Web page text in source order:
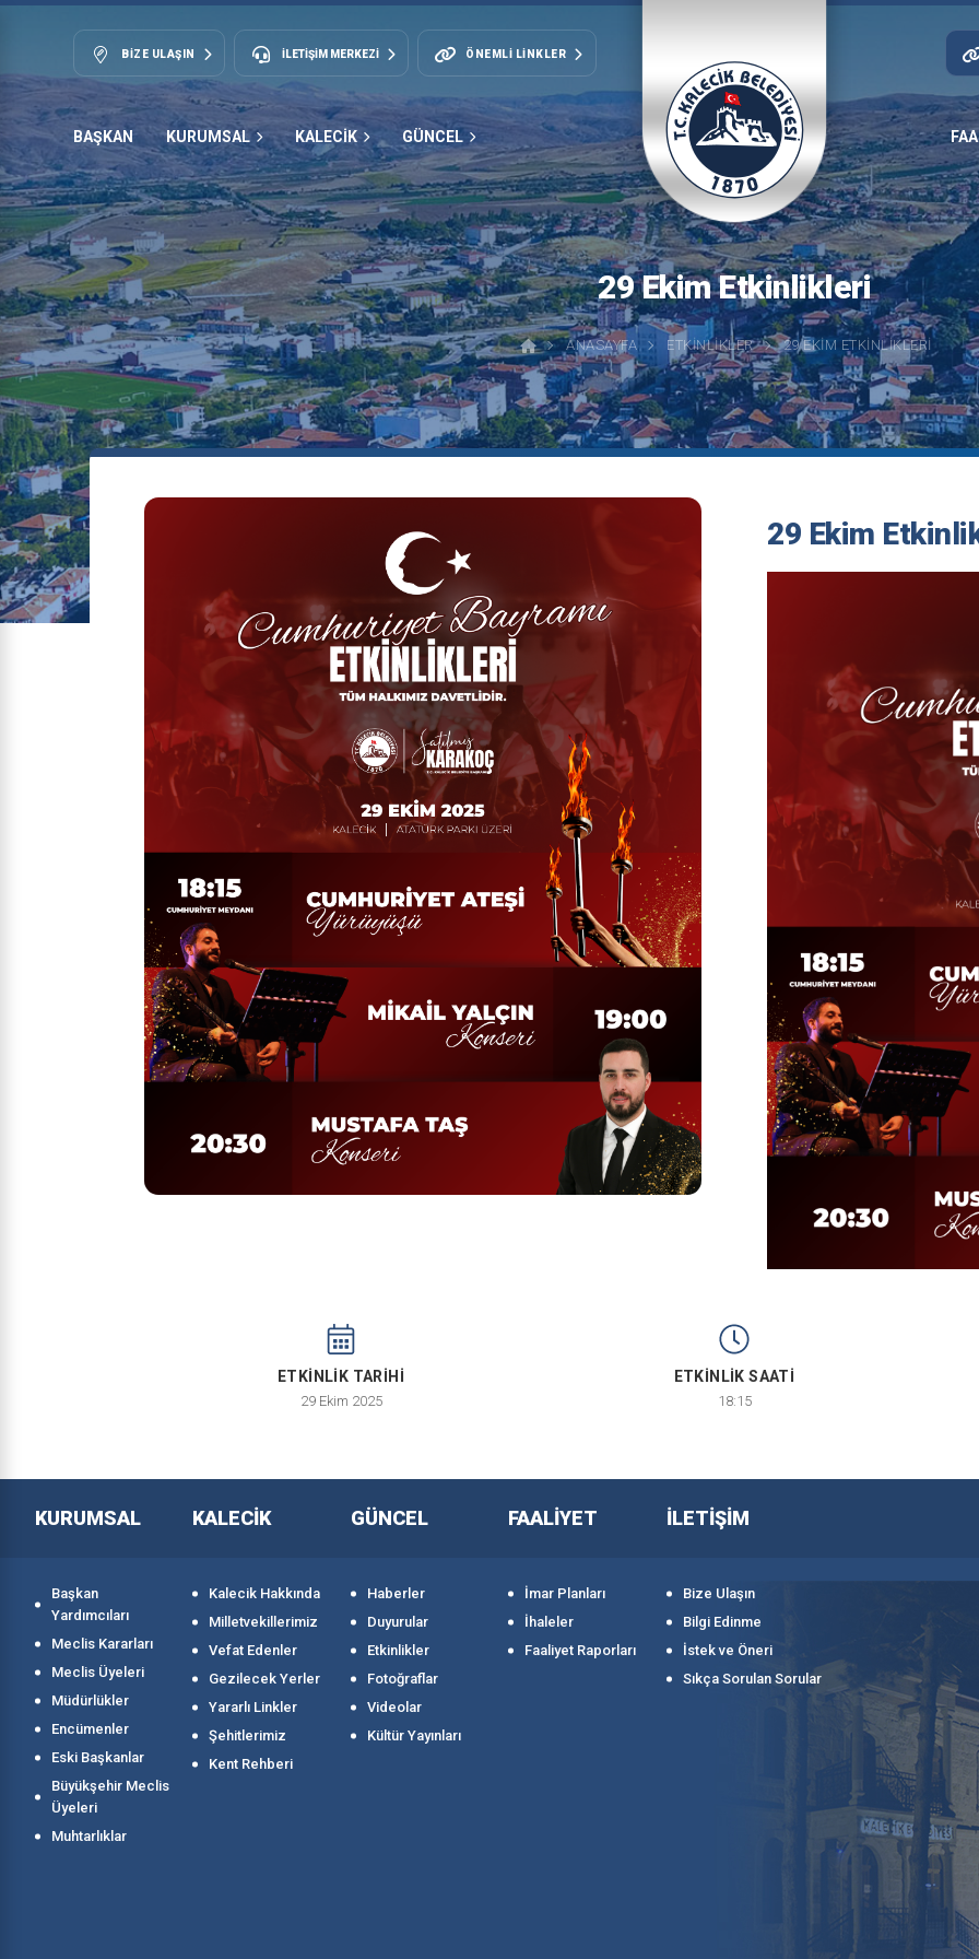
BIZE ULAŞIN İLETİŞİM MERKEZİ ÖNEMLI LINKLER
BAŞKAN KURUMSAL KALECİK GÜNCEL
29 Ekim Etkinlikleri
ANASAYFA ETKINLIKLER 29 EKIM ETKINLIKLERI
29 Ekim
ETKİNLİK TARİHİ
29 Ekim 2025
ETKİNLİK SAATİ
18:15
KURUMSAL
Başkan
Yardımcıları
Meclis Kararları
Meclis Üyeleri
Müdürlükler
Encümenler
Eski Başkanlar
Büyükşehir Meclis
Üyeleri
Muhtarlıklar
KALECİK
Kalecik Hakkında
Milletvekillerimiz
Vefat Edenler
Gezilecek Yerler
Yararlı Linkler
Şehitlerimiz
Kent Rehberi
GÜNCEL
Haberler
Duyurular
Etkinlikler
Fotoğraflar
Videolar
Kültür Yayınları
FAALİYET
İmar Planları
İhaleler
Faaliyet Raporları
İLETİŞİM
Bize Ulaşın
Bilgi Edinme
İstek ve Öneri
Sıkça Sorulan Sorular